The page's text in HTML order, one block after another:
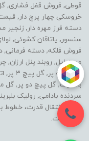
قوطی, فروش قفل فشاری,
خروسکی چهار پرچ دار,
دسته فرز مهره دار, زنجیر
سنسور, یاتاقان کشوئی,
فروش فلکه, دسته فرمانی,
مستطیل, روبند پنل ارزان,
مهره
سردنده بادامی, رولیک
خطوط انتقال قدرت، خطوط
شده است.